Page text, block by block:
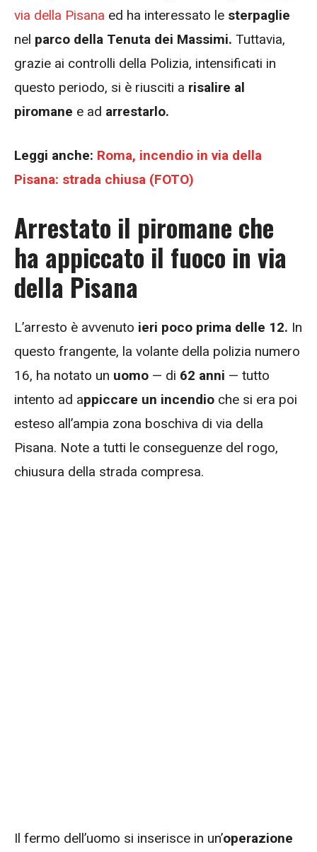
via della Pisana ed ha interessato le sterpaglie
nel parco della Tenuta dei Massimi. Tuttavia,
grazie ai controlli della Polizia, intensificati in
questo periodo, si è riusciti a risalire al
piromane e ad arrestarlo.
Leggi anche: Roma, incendio in via della
Pisana: strada chiusa (FOTO)
Arrestato il piromane che
ha appiccato il fuoco in via
della Pisana
L’arresto è avvenuto ieri poco prima delle 12. In
questo frangente, la volante della polizia numero
16, ha notato un uomo — di 62 anni — tutto
intento ad appiccare un incendio che si era poi
esteso all’ampia zona boschiva di via della
Pisana. Note a tutti le conseguenze del rogo,
chiusura della strada compresa.
Il fermo dell’uomo si inserisce in un’operazione